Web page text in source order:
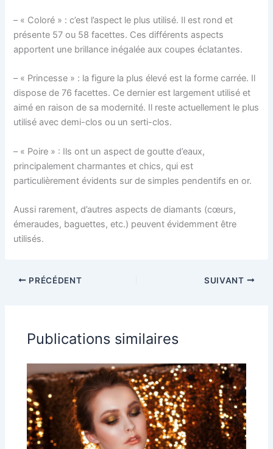
– « Coloré » : c’est l’aspect le plus utilisé. Il est rond et
présente 57 ou 58 facettes. Ces différents aspects
apportent une brillance inégalée aux coupes éclatantes.
– « Princesse » : la figure la plus élevé est la forme carrée. Il
dispose de 76 facettes. Ce dernier est largement utilisé et
aimé en raison de sa modernité. Il reste actuellement le plus
utilisé avec demi-clos ou un serti-clos.
– « Poire » : Ils ont un aspect de goutte d’eaux,
principalement charmantes et chics, qui est
particulièrement évidents sur de simples pendentifs en or.
Aussi rarement, d’autres aspects de diamants (cœurs,
émeraudes, baguettes, etc.) peuvent évidemment être
utilisés.
PRÉCÉDENT SUIVANT
Publications similaires